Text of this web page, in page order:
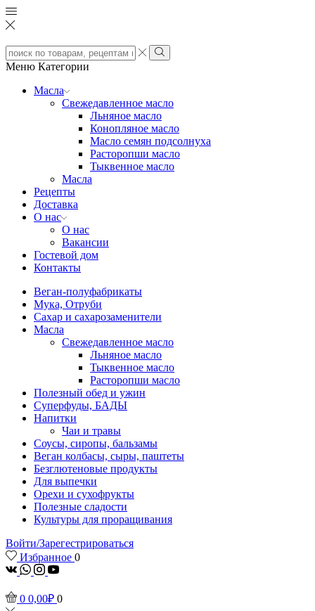
Search
input
Search
Меню Категории
Масла
Свежедавленное масло
Льняное масло
Конопляное масло
Масло семян подсолнуха
Расторопши масло
Тыквенное масло
Масла
Рецепты
Доставка
О нас
О нас
Вакансии
Гостевой дом
Контакты
Веган-полуфабрикаты
Мука, Отруби
Сахар и сахарозаменители
Масла
Свежедавленное масло
Льняное масло
Тыквенное масло
Расторопши масло
Полезный обед и ужин
Суперфуды, БАДЫ
Напитки
Чаи и травы
Соусы, сиропы, бальзамы
Веган колбасы, сыры, паштеты
Безглютеновые продукты
Для выпечки
Орехи и сухофрукты
Полезные сладости
Культуры для проращивания
Войти/Зарегестрироваться
Избранное 0
vk Whatsapp
Instagram
Youtube
0 0,00₽ 0